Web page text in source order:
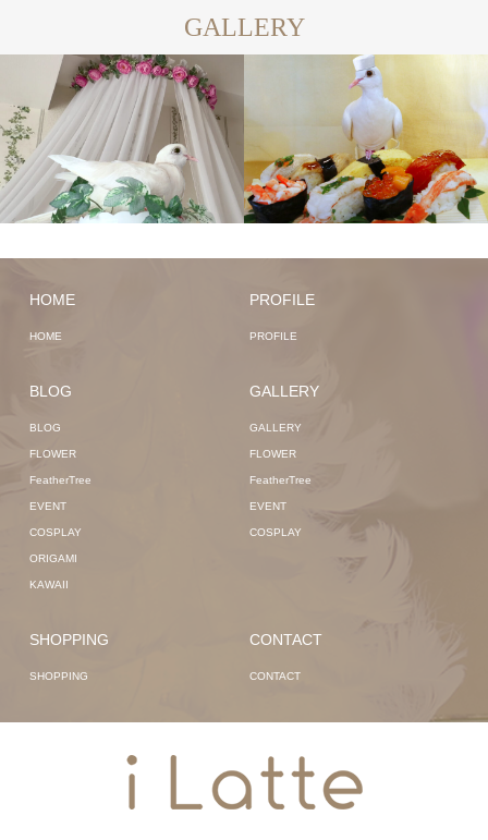
GALLERY
HOME
HOME
PROFILE
PROFILE
BLOG
BLOG
FLOWER
FeatherTree
EVENT
COSPLAY
ORIGAMI
KAWAII
GALLERY
GALLERY
FLOWER
FeatherTree
EVENT
COSPLAY
SHOPPING
SHOPPING
CONTACT
CONTACT